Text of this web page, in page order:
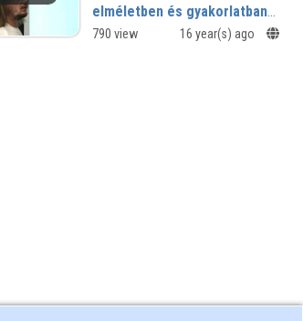
elméletben és gyakorlatban
II.
790 view 16 year(s) ago